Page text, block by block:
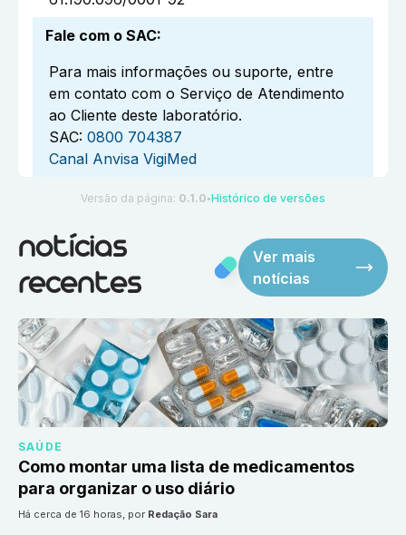
Fale com o SAC:
Para mais informações ou suporte, entre
em contato com o Serviço de Atendimento
ao Cliente deste laboratório.
SAC: 0800 704387
Canal Anvisa VigiMed
Versão da página: 0.1.0 ●Histórico de versões
notícias
recentes
Ver mais
notícias
SAÚDE
Como montar uma lista de medicamentos
para organizar o uso diário
há cerca de 16 horas, por Redação Sara